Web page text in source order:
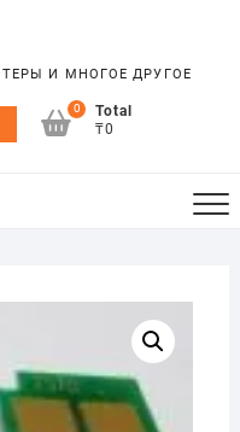
И МНОГОЕ ДРУГОЕ
0
Total
₸0